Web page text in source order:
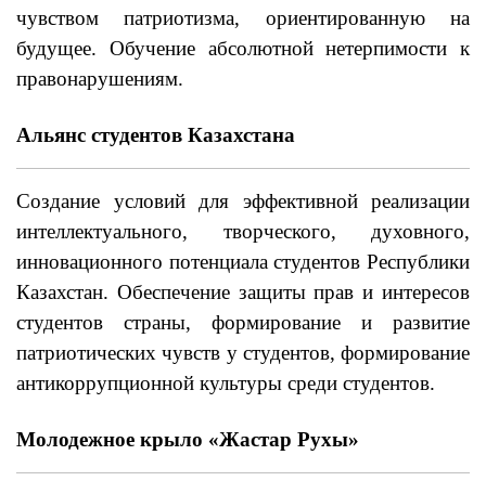
чувством патриотизма, ориентированную на
будущее. Обучение абсолютной нетерпимости к
правонарушениям.
Альянс студентов Казахстана
Создание условий для эффективной реализации
интеллектуального, творческого, духовного,
инновационного потенциала студентов Республики
Казахстан. Обеспечение защиты прав и интересов
студентов страны, формирование и развитие
патриотических чувств у студентов, формирование
антикоррупционной культуры среди студентов.
Молодежное крыло «Жастар Рухы»